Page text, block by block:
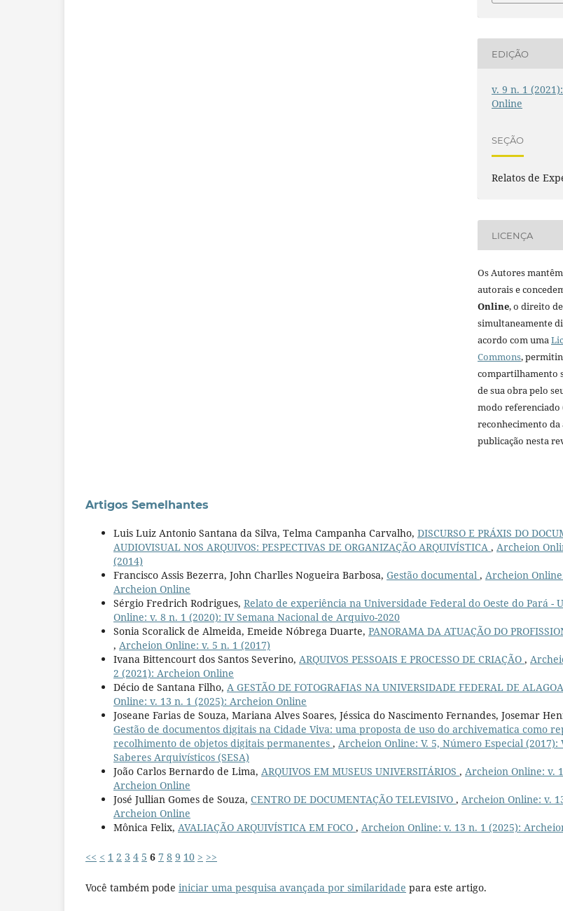
EDIÇÃO
v. 9 n. 1
Online
SEÇÃO
Relatos de
LICENÇA
Os Autores
autorais e
Online, o direito
simultaneamente
acordo com uma
Commons,
compartilhamento
de sua obra pelo
modo referenciado
reconhecimento
publicação nesta
Artigos Semelhantes
Luis Luiz Antonio Santana da Silva, Telma Campanha Carvalho, DISCURSO E PRÁXIS DO
AUDIOVISUAL NOS ARQUIVOS: PESPECTIVAS DE ORGANIZAÇÃO ARQUIVÍSTICA , Archeion
(2014)
Francisco Assis Bezerra, John Charlles Nogueira Barbosa, Gestão documental , Archeion
Archeion Online
Sérgio Fredrich Rodrigues, Relato de experiência na Universidade Federal do Oeste do Pará -
Online: v. 8 n. 1 (2020): IV Semana Nacional de Arquivo-2020
Sonia Scoralick de Almeida, Emeide Nóbrega Duarte, PANORAMA DA ATUAÇÃO DO
, Archeion Online: v. 5 n. 1 (2017)
Ivana Bittencourt dos Santos Severino, ARQUIVOS PESSOAIS E PROCESSO DE CRIAÇÃO ,
2 (2021): Archeion Online
Décio de Santana Filho, A GESTÃO DE FOTOGRAFIAS NA UNIVERSIDADE FEDERAL DE
Online: v. 13 n. 1 (2025): Archeion Online
Joseane Farias de Souza, Mariana Alves Soares, Jéssica do Nascimento Fernandes, Josemar
Gestão de documentos digitais na Cidade Viva: uma proposta de uso do archivematica como
recolhimento de objetos digitais permanentes , Archeion Online: V. 5, Número Especial
Saberes Arquivísticos (SESA)
João Carlos Bernardo de Lima, ARQUIVOS EM MUSEUS UNIVERSITÁRIOS , Archeion Online: v.
Archeion Online
José Jullian Gomes de Souza, CENTRO DE DOCUMENTAÇÃO TELEVISIVO , Archeion Online: v.
Archeion Online
Mônica Felix, AVALIAÇÃO ARQUIVÍSTICA EM FOCO , Archeion Online: v. 13 n. 1 (2025):
<< < 1 2 3 4 5 6 7 8 9 10 > >>
Você também pode iniciar uma pesquisa avançada por similaridade para este artigo.